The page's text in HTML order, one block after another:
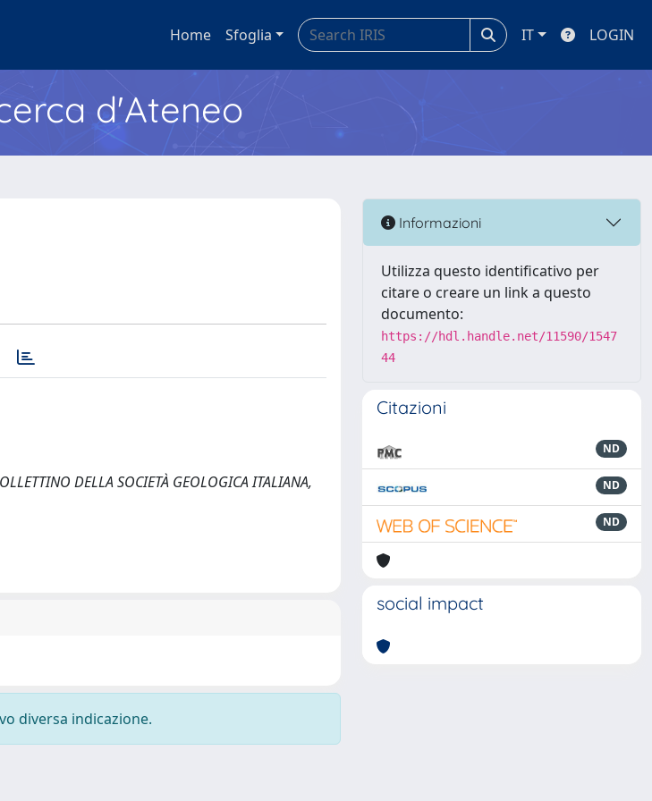
Home Sfoglia IT LOGIN
d'Ateneo
DELLA SOCIETÀ GEOLOGICA ITALIANA,
diversa indicazione.
Informazioni
Utilizza questo identificativo per
citare o creare un link a questo
documento:
https://hdl.handle.net/11590/1547
44
Citazioni
ND
ND
ND
social impact